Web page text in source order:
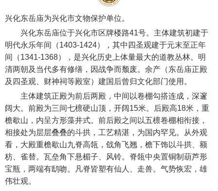
兴化东岳庙为兴化市文物保护单位。
兴化东岳庙位于兴化市区牌楼路41号。主体建筑初建于
明代永乐年间（1403-1424），其中四圣观建于元末至正年
间（1341-1368），是兴化历史上体量最大的道教丛林。明
清两朝及当代多有修缮，因战争而颓废。余产（东岳庙正殿
及四圣观、财神祠等殿室）建国后曾归文化部门使用。
主体建筑正殿为前后两殿，中间以卷棚勾搭连成，深邃
阔大。前殿为三间七檩硬山顶，开阔15米。后殿高18米，重
檐歇山，内呈方形藻井式。前后殿之间以五檩卷棚相衔接，
相接处为层层叠叠的斗拱，工艺精湛，为国内罕见。从外观
看，大殿重檐歇山九脊高瓴，戗角飞翘，檐下饰以斗拱、额
枋、雀替。瓦垒角下悬楣子、风铃。脊瓴中央置铜制葫芦形
宝瓶，两端有鸱吻。凡脊皆塑有仙人、走兽。气势恢宏，雄
伟壮观。